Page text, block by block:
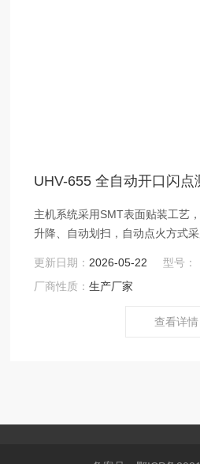
UHV-655 全自动开口闪点
主机系统采用SMT表面贴装工艺
升降、自动划扫，自动点火方式
更新日期： 2026-05-22
型号：
厂商性质：生产厂家
查看详情